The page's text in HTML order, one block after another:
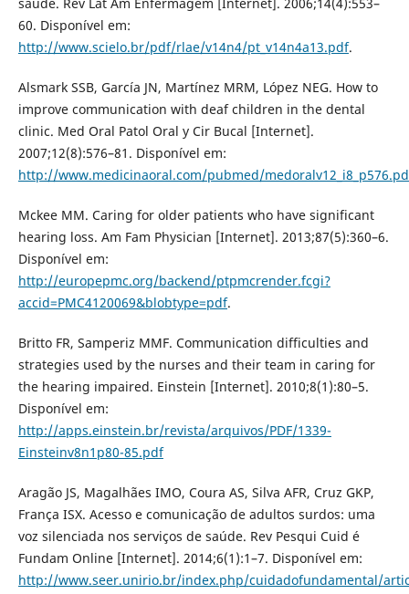
60. Disponível em:
http://www.scielo.br/pdf/rlae/v14n4/pt_v14n4a13.pdf.
Alsmark SSB, García JN, Martínez MRM, López NEG. How to
improve communication with deaf children in the dental
clinic. Med Oral Patol Oral y Cir Bucal [Internet].
2007;12(8):576–81. Disponível em:
http://www.medicinaoral.com/pubmed/
Mckee MM. Caring for older patients who have significant
hearing loss. Am Fam Physician [Internet]. 2013;87(5):360–6.
Disponível em:
http://europepmc.org/backend/ptpmcrender.fcgi?
accid=PMC4120069&blobtype=pdf.
Britto FR, Samperiz MMF. Communication difficulties and
strategies used by the nurses and their team in caring for
the hearing impaired. Einstein [Internet]. 2010;8(1):80–5.
Disponível em:
http://apps.einstein.br/revista/arquivos/PDF/1339-
Einsteinv8n1p80-85.pdf
Aragão JS, Magalhães IMO, Coura AS, Silva AFR, Cruz GKP,
França ISX. Acesso e comunicação de adultos surdos: uma
voz silenciada nos serviços de saúde. Rev Pesqui Cuid é
Fundam Online [Internet]. 2014;6(1):1–7. Disponível em:
http://www.seer.unirio.br/index.php/cuidadofundamental/